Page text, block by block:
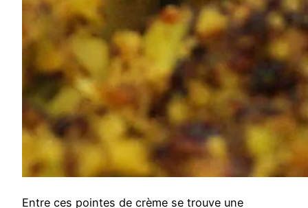
Entre ces pointes de crème se trouve une